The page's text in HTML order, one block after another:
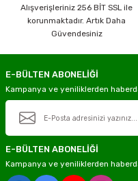
Alışverişleriniz 256 BİT SSL ile
korunmaktadır. Artık Daha
Güvendesiniz
E-BÜLTEN ABONELİĞİ
Kampanya ve yeniliklerden
E-BÜLTEN ABONELİĞİ
Kampanya ve yeniliklerden